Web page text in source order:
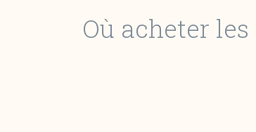
Où acheter